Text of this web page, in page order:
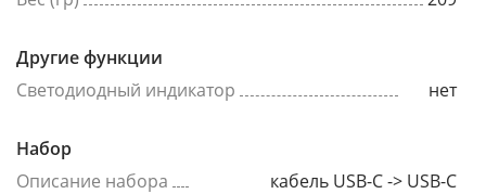
Другие функции
Светодиодный индикатор
нет
Набор
Описание набора
кабель USB-C -> USB-C